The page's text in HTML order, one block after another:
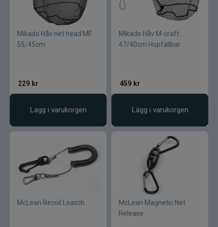
Mikado Håv net head MF
55/45cm
229 kr
Lägg i varukorgen
Mikado Håv M-craft
47/40cm Hopfällbar
459 kr
Lägg i varukorgen
McLean Recoil Leasch
McLean Magnetic Net
Release